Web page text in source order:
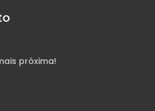
próxima!